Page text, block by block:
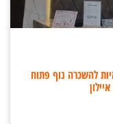
2 קומות עצמאיות להשכרה נוף פתוח